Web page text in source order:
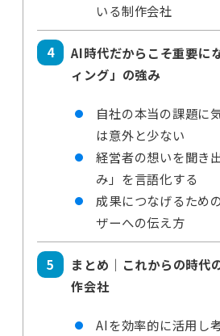
いる制作会社
AI時代だからこそ重要に
ィング」の強み
自社の本当の課題に
は意外と少ない
経営者の想いを聞き
み」を言語化する
成果につなげるため
ザーへの伝え方
まとめ｜これからの時代
作会社
AIを効率的に活用し